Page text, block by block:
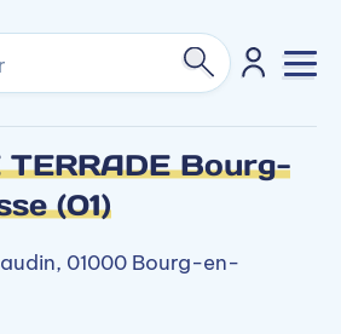
TERRADE Bourg-
(01)
01000 Bourg-en-